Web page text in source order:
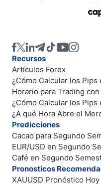
Recursos
Artículos Forex
¿Cómo Calcular los Pips
Horario para Trading con
¿Cómo Calcular los Pips
¿A qué Hora Abre el
Predicciones
Cacao para Segundo
EUR/USD en Segundo
Café en Segundo
Pronosticos
XAUUSD Pronóstico Hoy